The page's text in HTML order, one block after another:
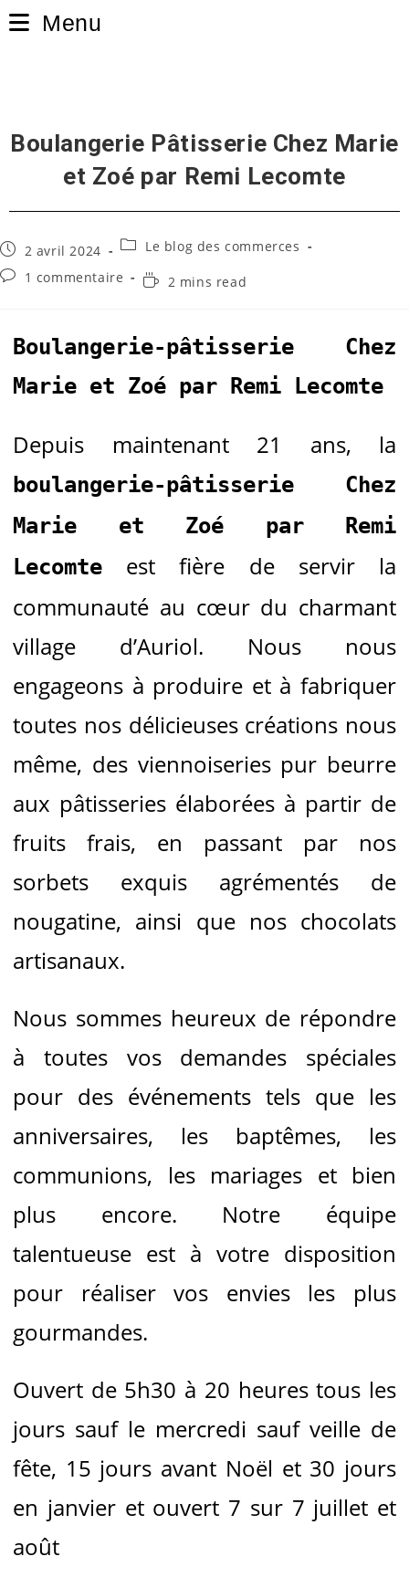
Menu
Boulangerie Pâtisserie Chez Marie
et Zoé par Remi Lecomte
Publication
publiée :
2 avril 2024
PostLe blog des commerces
Commentaires
1 commentaire
Temps2 mins read
Boulangerie-pâtisserie Chez
Marie et Zoé par Remi Lecomte
Depuis maintenant 21 ans, la
boulangerie-pâtisserie Chez
Marie et Zoé par Remi
Lecomte est fière de servir la
communauté au cœur du charmant
village d’Auriol. Nous nous
engageons à produire et à fabriquer
toutes nos délicieuses créations nous
même, des viennoiseries pur beurre
aux pâtisseries élaborées à partir de
fruits frais, en passant par nos
sorbets exquis agrémentés de
nougatine, ainsi que nos chocolats
artisanaux.
Nous sommes heureux de répondre
à toutes vos demandes spéciales
pour des événements tels que les
anniversaires, les baptêmes, les
communions, les mariages et bien
plus encore. Notre équipe
talentueuse est à votre disposition
pour réaliser vos envies les plus
gourmandes.
Ouvert de 5h30 à 20 heures tous les
jours sauf le mercredi sauf veille de
fête, 15 jours avant Noël et 30 jours
en janvier et ouvert 7 sur 7 juillet et
août